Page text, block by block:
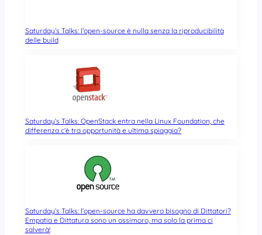
Saturday’s Talks: l’open-source è nulla senza la riproducibilità
delle build
Saturday’s Talks: OpenStack entra nella Linux Foundation, che
differenza c’è tra opportunità e ultima spiaggia?
Saturday’s Talks: l’open-source ha davvero bisogno di Dittatori?
Empatia e Dittatura sono un ossimoro, ma solo la prima ci
salverà!